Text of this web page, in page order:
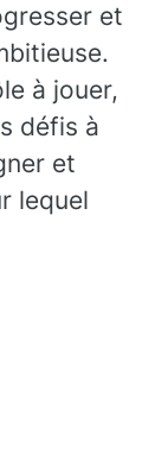
et
à jouer,
défis à
et
lequel